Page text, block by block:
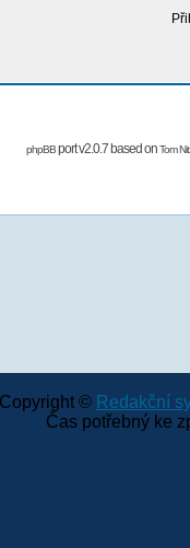
phpBBport v2.0.7 based onTom
© Redakční
Čas potřebný ke